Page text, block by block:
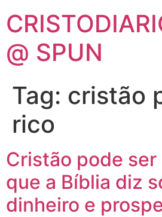
@ SPUN
Tag: cristão
rico
Cristão pode ser
que a Bíblia diz
dinheiro e